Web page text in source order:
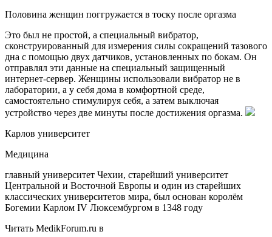
Половина женщин поггружается в тоску после оргазма
Это был не простой, а специальный вибратор,
сконструированный для измерения силы сокращений тазового
дна с помощью двух датчиков, установленных по бокам. Он
отправлял эти данные на специальный защищенный
интернет-сервер. Женщины использовали вибратор не в
лаборатории, а у себя дома в комфортной среде,
самостоятельно стимулируя себя, а затем выключая
устройство через две минуты после достижения оргазма.
Карлов университет
Медицина
главный университет Чехии, старейший университет
Центральной и Восточной Европы и один из старейших
классических университетов мира, был основан королём
Богемии Карлом IV Люксембургом в 1348 году
Читать MedikForum.ru в